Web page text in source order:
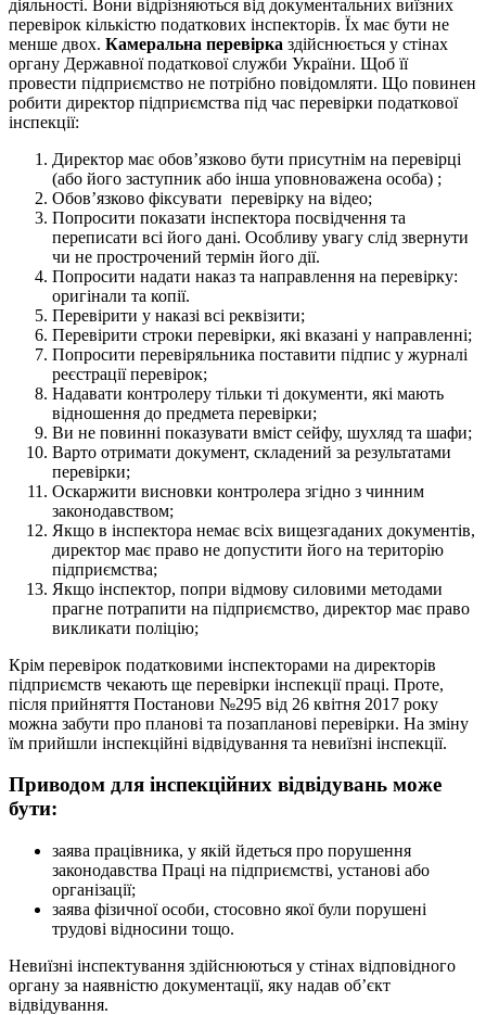
діяльності. Вони відрізняються від документальних виїзних
перевірок кількістю податкових інспекторів. Їх має бути не
менше двох. Камеральна перевірка здійснюється у стінах
органу Державної податкової служби України. Щоб її
провести підприємство не потрібно повідомляти. Що повинен
робити директор підприємства під час перевірки податкової
інспекції:
Директор має обов’язково бути присутнім на перевірці
(або його заступник або інша уповноважена особа) ;
Обов’язково фіксувати перевірку на відео;
Попросити показати інспектора посвідчення та
переписати всі його дані. Особливу увагу слід звернути
чи не прострочений термін його дії.
Попросити надати наказ та направлення на перевірку:
оригінали та копії.
Перевірити у наказі всі реквізити;
Перевірити строки перевірки, які вказані у направленні;
Попросити перевіряльника поставити підпис у журналі
реєстрації перевірок;
Надавати контролеру тільки ті документи, які мають
відношення до предмета перевірки;
Ви не повинні показувати вміст сейфу, шухляд та шафи;
Варто отримати документ, складений за результатами
перевірки;
Оскаржити висновки контролера згідно з чинним
законодавством;
Якщо в інспектора немає всіх вищезгаданих документів,
директор має право не допустити його на територію
підприємства;
Якщо інспектор, попри відмову силовими методами
прагне потрапити на підприємство, директор має право
викликати поліцію;
Крім перевірок податковими інспекторами на директорів
підприємств чекають ще перевірки інспекції праці. Проте,
після прийняття Постанови №295 від 26 квітня 2017 року
можна забути про планові та позапланові перевірки. На зміну
їм прийшли інспекційні відвідування та невиїзні інспекції.
Приводом для інспекційних відвідувань може
бути:
заява працівника, у якій йдеться про порушення
законодавства Праці на підприємстві, установі або
організації;
заява фізичної особи, стосовно якої були порушені
трудові відносини тощо.
Невиїзні інспектування здійснюються у стінах відповідного
органу за наявністю документації, яку надав об’єкт
відвідування.